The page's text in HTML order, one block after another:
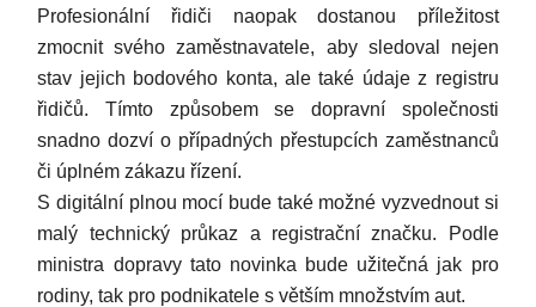
Profesionální řidiči naopak dostanou příležitost
zmocnit svého zaměstnavatele, aby sledoval nejen
stav jejich bodového konta, ale také údaje z registru
řidičů. Tímto způsobem se dopravní společnosti
snadno dozví o případných přestupcích zaměstnanců
či úplném zákazu řízení.
S digitální plnou mocí bude také možné vyzvednout si
malý technický průkaz a registrační značku. Podle
ministra dopravy tato novinka bude užitečná jak pro
rodiny, tak pro podnikatele s větším množstvím aut.